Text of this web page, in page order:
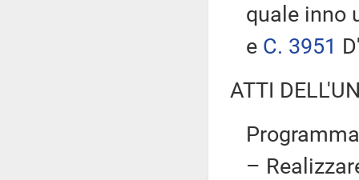
quale inno
e C. 3951
ATTI
–